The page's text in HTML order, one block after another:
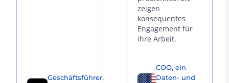
Geschäftsführer,
zeigen
konsequentes
Engagement für
ihre Arbeit.
COO, ein
Daten- und